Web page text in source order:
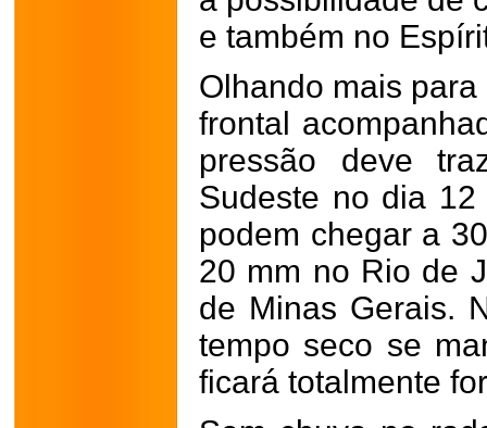
e também no
Olhando mais
frontal
pressão deve
Sudeste no dia
podem chegar a
20 mm no Rio de
de Minas Gerais.
tempo seco se
ficará totalmente